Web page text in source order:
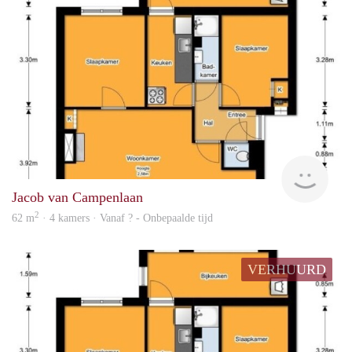
Jacob van Campenlaan
62 m2 · 4 kamers · Vanaf ? - Onbepaalde tijd
VERHUURD